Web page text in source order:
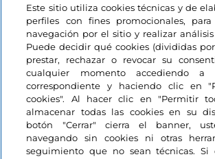
Este sitio utiliza cookies técnicas y de
perfiles con fines promocionales,
navegación por el sitio y realizar análisis
Puede decidir qué cookies (divididas
prestar, rechazar o revocar su
cualquier momento accediendo a
correspondiente y haciendo clic en
cookies". Al hacer clic en "Permitir
almacenar todas las cookies en su
botón "Cerrar" cierra el banner,
navegando sin cookies ni otras
seguimiento que no sean técnicas. Si